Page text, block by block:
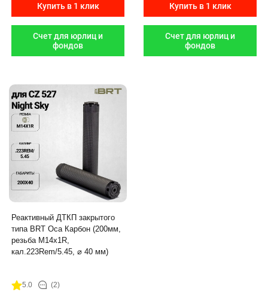
Купить в 1 клик
Счет для юрлиц и
фондов
Купить в 1 клик
Счет для юрлиц и
фондов
Реактивный ДТКП закрытого
типа BRT Оса Карбон (200мм,
резьба М14х1R,
кал.223Rem/5.45, ⌀ 40 мм)
5.0 (2)